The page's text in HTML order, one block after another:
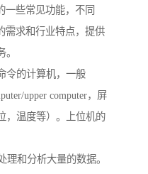
一些常见功能，不同
需求和行业特点，提供
令的计算机，一般
upper computer，屏
，温度等）。上位机的
理和分析大量的数据。